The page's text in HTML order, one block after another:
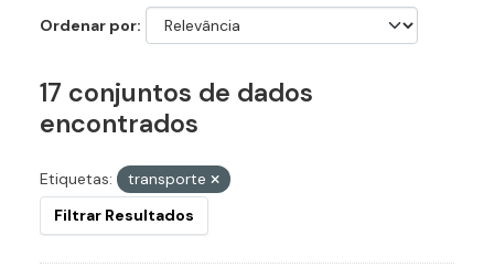
Ordenar por
17 conjuntos de dados
encontrados
Etiquetas:
transporte
Filtrar Resultados